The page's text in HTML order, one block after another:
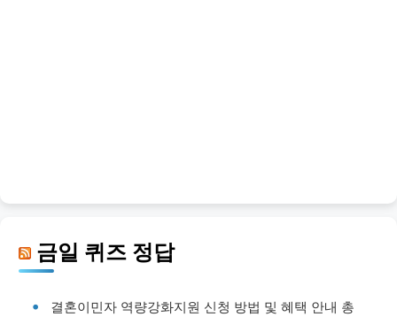
금일 퀴즈 정답
결혼이민자 역량강화지원 신청 방법 및 혜택 안내 총